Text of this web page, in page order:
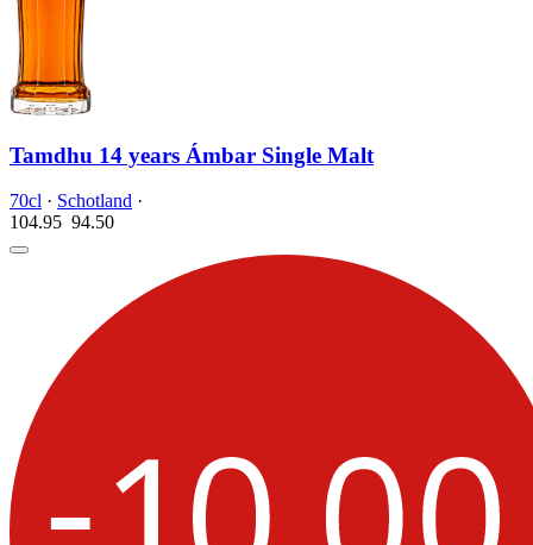
Tamdhu 14 years Ámbar Single Malt
70cl · Schotland ·
104.95 94.50